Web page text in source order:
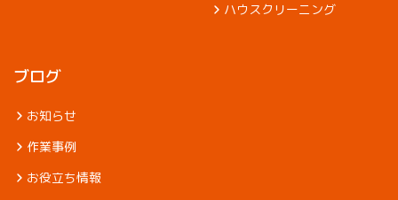
ハウスクリーニング
ブログ
お知らせ
作業事例
お役立ち情報